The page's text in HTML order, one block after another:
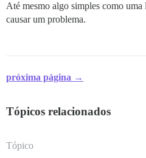
Até mesmo algo simples como
causar um problema.
próxima página →
Tópicos relacionados
Tópico